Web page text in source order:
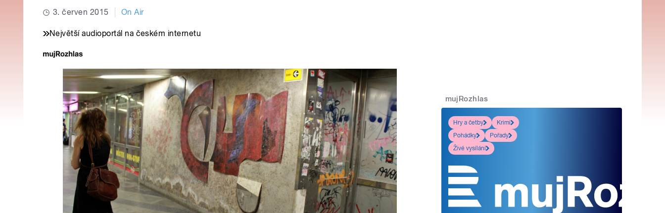
3. červen 2015 On Air
Největší audioportál na českém internetu
mujRozhlas
Hry a četby
Krimi
Pohádky
Pořady
Živé vysílání